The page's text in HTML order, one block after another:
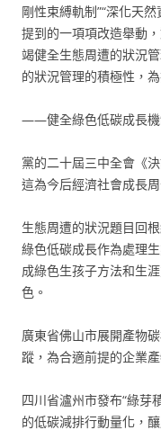
剛性束縛軌制”“深化天
提到的一項項改造舉動
竭健全生態周遭的狀況
的狀況管理的積極性，
——健全綠色低碳成長機
黨的二十屆三中全會《
這為今后經濟社會成長
生態周遭的狀況題目回
綠色低碳成長作為處理
成綠色生孩子方法和生
色。
廣東省佛山市展開產物
蹤，為合適前提的企業
四川省瀘州市發布“綠芽
的低碳減排行動量化，